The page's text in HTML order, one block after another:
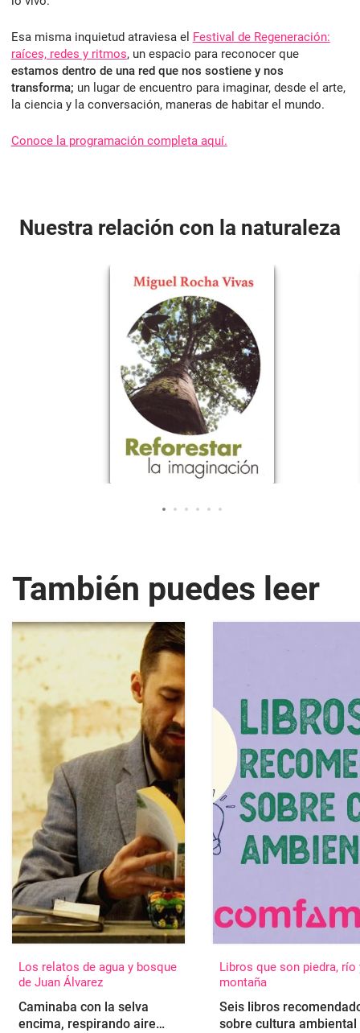
Esa misma inquietud atraviesa el Festival de Regeneración:
raíces, redes y ritmos, un espacio para reconocer que
estamos dentro de una red que nos sostiene y nos
transforma; un lugar de encuentro para imaginar, desde el arte,
la ciencia y la conversación, maneras de habitar el mundo.
Conoce la programación completa aquí.
Nuestra relación con la naturaleza
También puedes leer
Los relatos de agua y bosque
de Juan Álvarez
Caminaba con la selva
encima, respirando aire
Libros que son piedra, río
montaña
Seis libros
sobre cultura ambiental